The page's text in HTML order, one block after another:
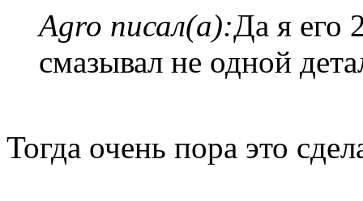
Agro писал(а):Да я его
смазывал не одной
Тогда очень пора это